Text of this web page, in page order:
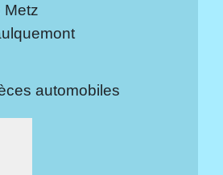
Metz
automobiles